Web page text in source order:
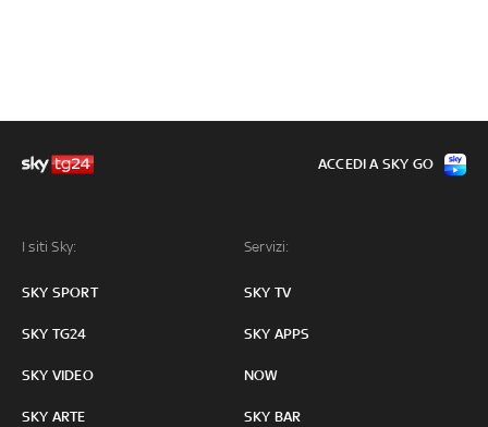
I siti Sky:
SKY SPORT
SKY TG24
SKY VIDEO
SKY ARTE
Servizi:
SKY TV
SKY APPS
NOW
SKY BAR
ACCEDI A SKY GO